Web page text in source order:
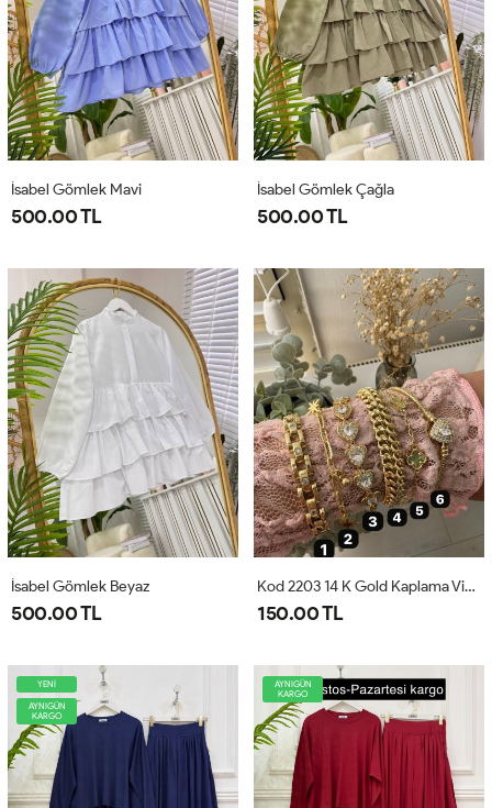
İsabel Gömlek Mavi
500.00 TL
İsabel Gömlek Çağla
500.00 TL
İsabel Gömlek Beyaz
500.00 TL
Kod 2203 14 K Gold Kaplama Vip Bileklik
150.00 TL
YENİ
AYNIGÜN
KARGO
AYNIGÜN
KARGO